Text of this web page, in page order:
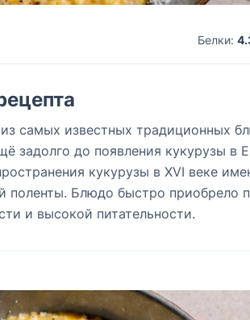
Белки:
самых известных традиционных
задолго до появления кукурузы в
кукурузы в XVI веке
поленты. Блюдо быстро приобрело
и высокой питательности.